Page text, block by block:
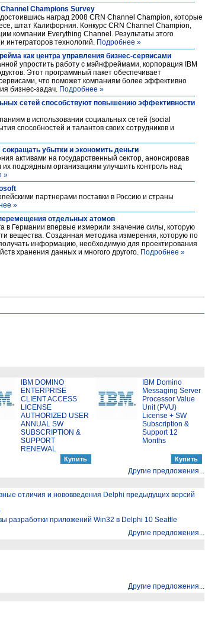
Champions Survey
наград 2008 CRN Channel Champion, которые
штат Калифорния. Конкурс CRN Channel Champion,
компании Everything Channel. Результаты этого
технологий. Подробнее »
как центра управления бизнес-сервисами
упростить работу с мэйнфреймами, корпорация IBM
Этот программный пакет обеспечивает
что поможет компаниям более эффективно
бизнес-задач. Подробнее »
сетей способствуют повышению эффективности
в использовании социальных сетей (social
способностей и талантов своих сотрудников и
убытки и экономить деньги
активами на государственный сектор, анонсировав
подрядным организациям улучшить контроль над
»
партнерами поставки в Россию и страны
»
отдельных атомов
в Германии впервые измерили значение силы, которую
вещества. Созданная методика измерения, которую по
информацию, необходимую для проектирования
хранения данных и многого другого. Подробнее »
IBM DOMINO
ENTERPRISE
CLIENT ACCESS
LICENSE
AUTHORIZED USER
ANNUAL SW
SUBSCRIPTION &
SUPPORT
RENEWAL
IBM Domino
Messaging Server
Processor Value
Unit (PVU)
License + SW
Subscription &
Support 12
Months
Другие предложения...
отличия и нововведения Delphi предыдущих версий
разработки приложений Win32 в Delphi 10 Seattle
Другие предложения...
Другие предложения...